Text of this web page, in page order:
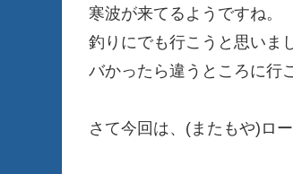
寒波が来てるようですね。
釣りにでも行こうと思いま
バかったら違うところに行
さて今回は、(またもや)ロ